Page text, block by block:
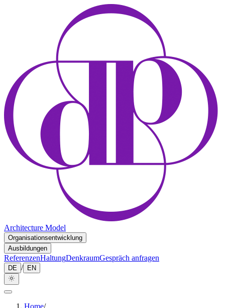
Architecture Model
Organisationsentwicklung
Ausbildungen
ReferenzenHaltungDenkraumGespräch anfragen
DE / EN
Home/